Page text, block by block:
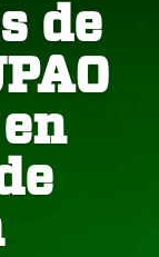
de